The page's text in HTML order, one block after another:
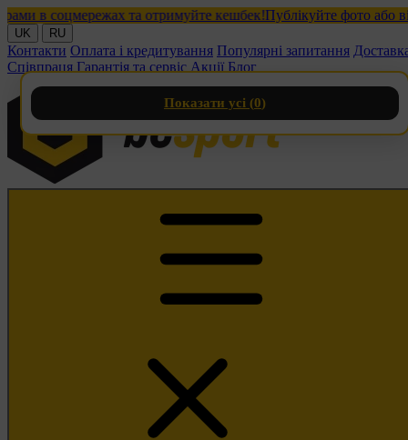
соцмережах та отримуйте кешбек!Публікуйте фото або
UK RU
Контакти Оплата і кредитування Популярні запитання
Співпраця Гарантія та сервіс Акції Блог
Показати усі (0)